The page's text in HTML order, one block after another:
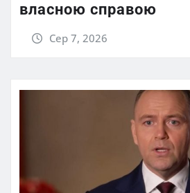
власною справою
Сер 7, 2026